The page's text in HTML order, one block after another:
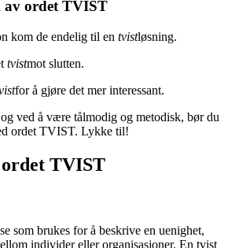
av ordet TVIST
kom de endelig til en tvistløsning.
tvistmot slutten.
for å gjøre det mer interessant.
ved å være tålmodig og metodisk, bør du
ordet TVIST. Lykke til!
TVIST
som brukes for å beskrive en uenighet,
individer eller organisasjoner. En tvist